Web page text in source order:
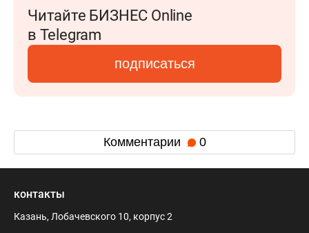
Читайте БИЗНЕС Online
в Telegram
подписаться
Комментарии 0
контакты
Казань, Лобачевского 10, корпус 2